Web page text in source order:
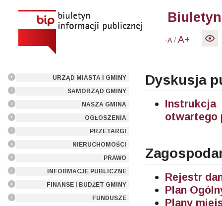
-A /A+
URZĄD MIASTA I GMINY
SAMORZĄD GMINY
NASZA GMINA
OGŁOSZENIA
PRZETARGI
NIERUCHOMOŚCI
PRAWO
INFORMACJE PUBLICZNE
FINANSE I BUDŻET GMINY
FUNDUSZE
Dyskusja
Instrukcja
otwartego
Rejestr
Plan
Plany